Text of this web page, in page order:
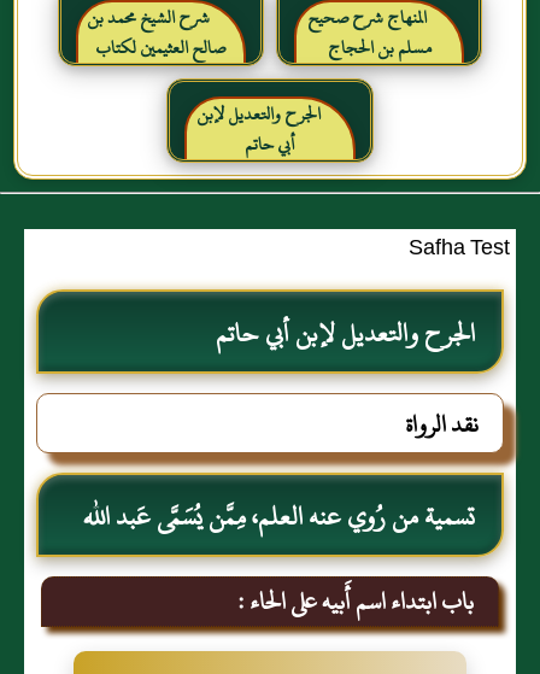
المنهاج شرح صحيح
مسلم بن الحجاج
شرح الشيخ محمد بن
صالح العثيمين لكتاب
رياض الصالحين للإمام
النووي رحمهم الله تعالىالجرح والتعديل لإبن
أبي حاتم
Safha Test
الجرح والتعديل لإبن أبي حاتم
نقد الرواة
تسمية من رُوي عنه العلم، مِمَّن يُسَمَّى عَبد الله
باب ابتداء اسم أَبيه على الحاء :